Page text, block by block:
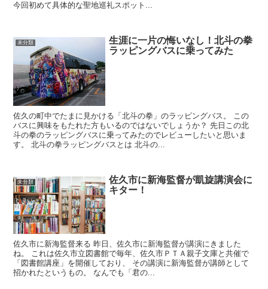
今回初めて具体的な聖地巡礼スポット...
未分類
生涯に一片の悔いなし！北斗の拳
ラッピングバスに乗ってみた
佐久の町中でたまに見かける「北斗の拳」のラッピングバス。 この
バスに興味をもたれた方もいるのではないでしょうか？ 先日この北
斗の拳のラッピングバスに乗ってみたのでレビューしたいと思いま
す。 北斗の拳ラッピングバスとは 北斗の...
未分類
佐久市に新海監督が凱旋講演会に
キター！
佐久市に新海監督来る 昨日、佐久市に新海監督が講演にきました
ね。 これは佐久市立図書館で毎年、佐久市ＰＴＡ親子文庫と共催で
「図書館講座」を開催しており、 その講演に新海監督が講師として
招かれたというもの。 なんでも「君の...